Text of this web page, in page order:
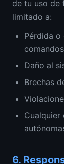
de tu uso de
limitado a:
Pérdida
Daño al
Brechas
Cualquier
6.